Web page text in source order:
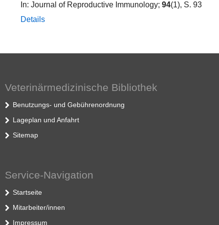
In: Journal of Reproductive Immunology; 94(1), S. 93
Details
Veterinärmedizinische Bibliothek
Benutzungs- und Gebührenordnung
Lageplan und Anfahrt
Sitemap
Service-Navigation
Startseite
Mitarbeiter/innen
Impressum